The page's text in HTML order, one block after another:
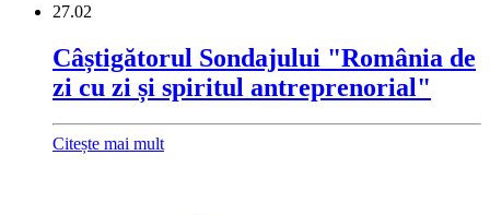
27.02
Câștigătorul Sondajului "România de
zi cu zi și spiritul antreprenorial"
Citește mai mult